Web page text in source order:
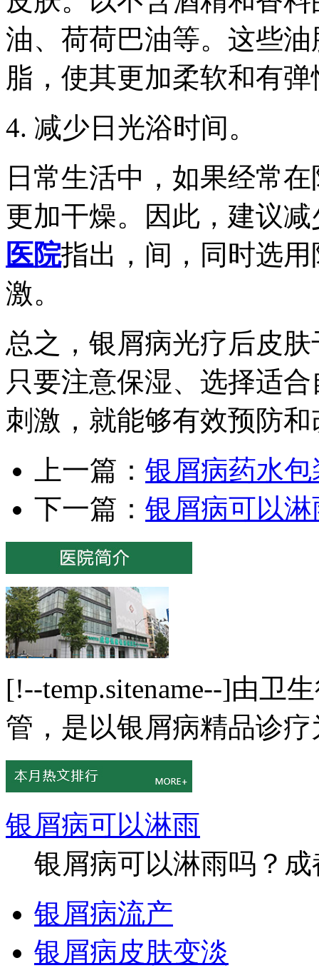
油、荷荷巴油等。这些
脂，使其更加柔软和有弹
4. 减少日光浴时间。
日常生活中，如果经常
更加干燥。因此，建议
医院指出，间，同时选
激。
总之，银屑病光疗后皮
只要注意保湿、选择适
刺激，就能够有效预防
上一篇： 银屑病药水包
下一篇： 银屑病可以淋
[!--temp.sitename--]由卫
管，是以银屑病精品诊
银屑病可以淋雨
银屑病可以淋雨吗？
银屑病流产
银屑病皮肤变淡